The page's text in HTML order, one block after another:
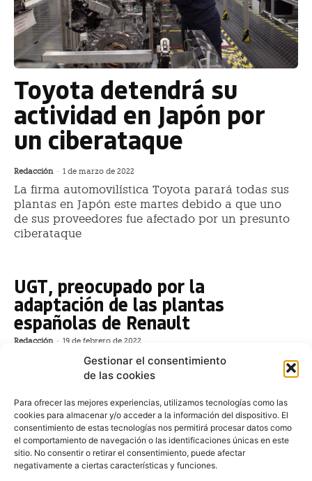
Gestionar el consentimiento
de las cookies
Para ofrecer las mejores experiencias, utilizamos tecnologías como las
cookies para almacenar y/o acceder a la información del dispositivo. El
consentimiento de estas tecnologías nos permitirá procesar datos como
el comportamiento de navegación o las identificaciones únicas en este
sitio. No consentir o retirar el consentimiento, puede afectar
negativamente a ciertas características y funciones.
Toyota detendrá su
actividad en Japón por
un ciberataque
Redacción - 1 de marzo de 2022
La firma automovilística Toyota parará todas sus
plantas en Japón este martes debido a que uno
de sus proveedores fue afectado por un presunto
ciberataque
UGT, preocupado por la
adaptación de las plantas
españolas de Renault
Redacción - 19 de febrero de 2022
El sindicato UGT, en el marco de la reunión del Comité
Intercentros con el presidente y director general de
Audi crea un hábitat natural para
animales y plantas en
Münchsmünster